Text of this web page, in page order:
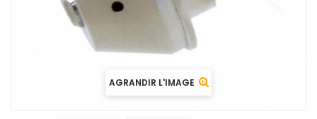
AGRANDIR L'IMAGE